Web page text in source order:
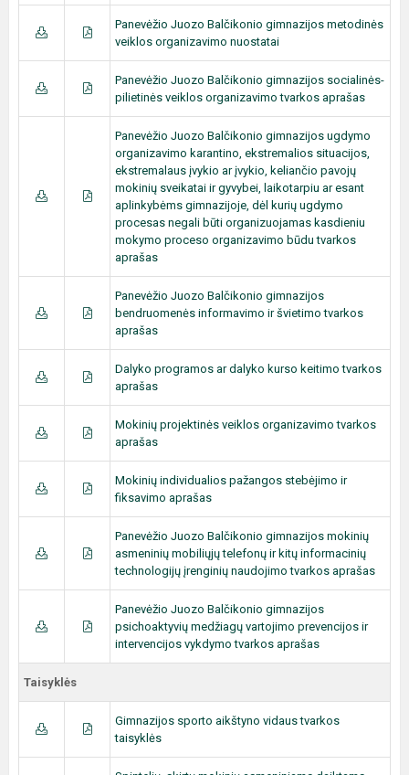
Panevėžio Juozo Balčikonio gimnazijos metodinės
veiklos organizavimo nuostatai
Panevėžio Juozo Balčikonio gimnazijos socialinės-
pilietinės veiklos organizavimo tvarkos aprašas
Panevėžio Juozo Balčikonio gimnazijos ugdymo
organizavimo karantino, ekstremalios situacijos,
ekstremalaus įvykio ar įvykio, keliančio pavojų
mokinių sveikatai ir gyvybei, laikotarpiu ar esant
aplinkybėms gimnazijoje, dėl kurių ugdymo
procesas negali būti organizuojamas kasdieniu
mokymo proceso organizavimo būdu tvarkos
aprašas
Panevėžio Juozo Balčikonio gimnazijos
bendruomenės informavimo ir švietimo tvarkos
aprašas
Dalyko programos ar dalyko kurso keitimo tvarkos
aprašas
Mokinių projektinės veiklos organizavimo tvarkos
aprašas
Mokinių individualios pažangos stebėjimo ir
fiksavimo aprašas
Panevėžio Juozo Balčikonio gimnazijos mokinių
asmeninių mobiliųjų telefonų ir kitų informacinių
technologijų įrenginių naudojimo tvarkos aprašas
Panevėžio Juozo Balčikonio gimnazijos
psichoaktyvių medžiagų vartojimo prevencijos ir
intervencijos vykdymo tvarkos aprašas
Taisyklės
Gimnazijos sporto aikštyno vidaus tvarkos
taisyklės